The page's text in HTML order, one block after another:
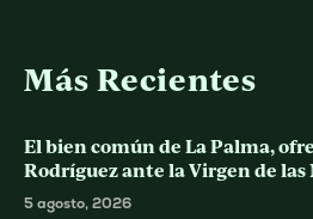
Más Recientes
El bien común de La Palma,
Rodríguez ante la Virgen de las
5 agosto, 2026